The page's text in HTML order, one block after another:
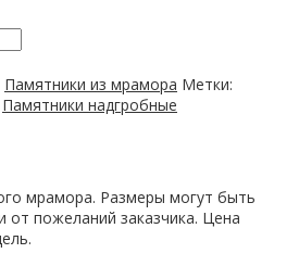
Памятники из мрамора Метки:
Памятники надгробные
мрамора. Размеры могут быть
от пожеланий заказчика. Цена